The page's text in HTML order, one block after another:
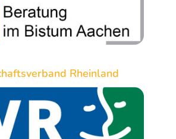
Rheinland